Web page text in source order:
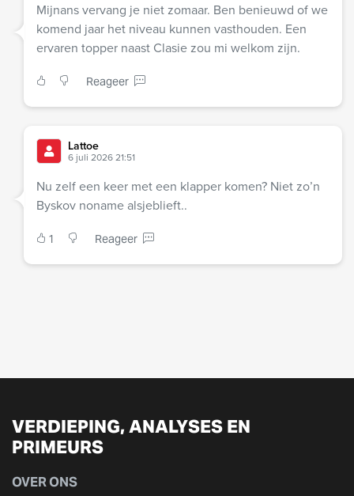
Mijnans vervang je niet zomaar. Ben benieuwd of we
komend jaar het niveau kunnen vasthouden. Een
ervaren topper naast Clasie zou mi welkom zijn.
Reageer
Lattoe
6 juli 2026 21:51
Nu zelf een keer met een klapper komen? Niet zo’n
Byskov noname alsjeblieft..
1 Reageer
VERDIEPING, ANALYSES EN
PRIMEURS
OVER ONS